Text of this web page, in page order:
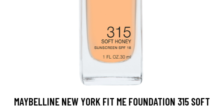
MAYBELLINE NEW YORK FIT ME FOUNDATION 315 SOFT